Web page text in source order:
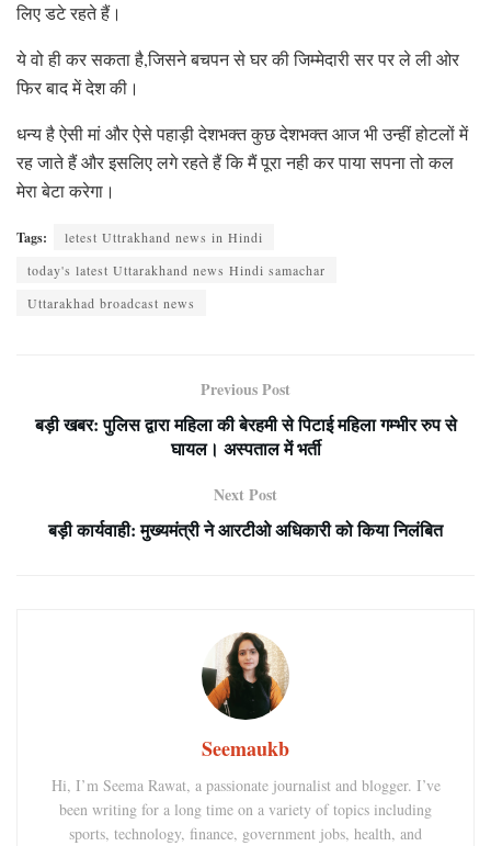
लिए डटे रहते हैं।
ये वो ही कर सकता है,जिसने बचपन से घर की जिम्मेदारी सर पर ले ली ओर
फिर बाद में देश की।
धन्य है ऐसी मां और ऐसे पहाड़ी देशभक्त कुछ देशभक्त आज भी उन्हीं होटलों में
रह जाते हैं और इसलिए लगे रहते हैं कि मैं पूरा नही कर पाया सपना तो कल
मेरा बेटा करेगा।
Tags:
letest Uttrakhand news in Hindi
today's latest Uttarakhand news Hindi samachar
Uttarakhad broadcast news
Previous Post
बड़ी खबर: पुलिस द्वारा महिला की बेरहमी से पिटाई महिला गम्भीर रुप से
घायल। अस्पताल में भर्ती
Next Post
बड़ी कार्यवाही: मुख्यमंत्री ने आरटीओ अधिकारी को किया निलंबित
Seemaukb
Hi, I’m Seema Rawat, a passionate journalist and blogger. I’ve
been writing for a long time on a variety of topics including
sports, technology, finance, government jobs, health, and